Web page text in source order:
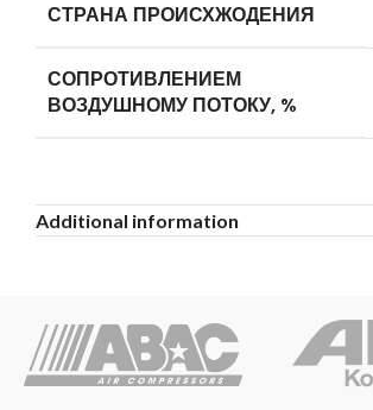
СТРАНА ПРОИСХЖОДЕНИЯ
СОПРОТИВЛЕНИЕМ
ВОЗДУШНОМУ ПОТОКУ, %
Additional information